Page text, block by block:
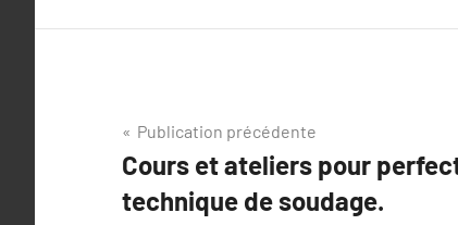
Navigation
de
Publication précédente
Cours et ateliers pour
technique de soudage.